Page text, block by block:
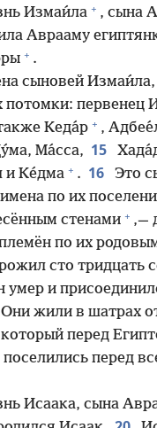
Измаи́ла + , сына
Аврааму
+ .
сыновей
потомки: первенец
Кеда́р + ,
Ма́сса, 15
и Ке́дма + . 16
Это
по их
стенами + ,—
по их
сто тридцать
умер и
Они жили в шатрах
перед
перед
Исаака, сына